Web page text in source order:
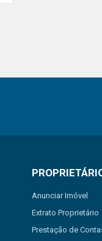
Anunciar Imóvel
Extrato Proprietário
Prestação de